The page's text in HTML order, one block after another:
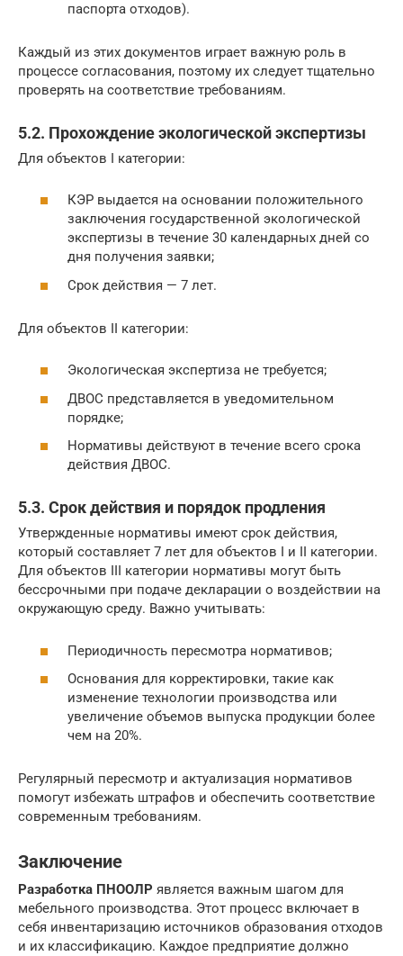
паспорта отходов).
Каждый из этих документов играет важную роль в
процессе согласования, поэтому их следует тщательно
проверять на соответствие требованиям.
5.2. Прохождение экологической экспертизы
Для объектов I категории:
КЭР выдается на основании положительного
заключения государственной экологической
экспертизы в течение 30 календарных дней со
дня получения заявки;
Срок действия — 7 лет.
Для объектов II категории:
Экологическая экспертиза не требуется;
ДВОС представляется в уведомительном
порядке;
Нормативы действуют в течение всего срока
действия ДВОС.
5.3. Срок действия и порядок продления
Утвержденные нормативы имеют срок действия,
который составляет 7 лет для объектов I и II категории.
Для объектов III категории нормативы могут быть
бессрочными при подаче декларации о воздействии на
окружающую среду. Важно учитывать:
Периодичность пересмотра нормативов;
Основания для корректировки, такие как
изменение технологии производства или
увеличение объемов выпуска продукции более
чем на 20%.
Регулярный пересмотр и актуализация нормативов
помогут избежать штрафов и обеспечить соответствие
современным требованиям.
Заключение
Разработка ПНООЛР является важным шагом для
мебельного производства. Этот процесс включает в
себя инвентаризацию источников образования отходов
и их классификацию. Каждое предприятие должно